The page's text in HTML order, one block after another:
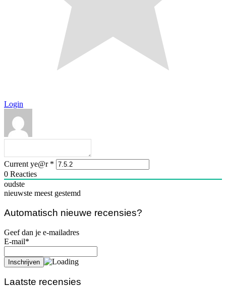
Login
Current ye@r *
0 Reacties
oudste
nieuwste meest gestemd
Automatisch nieuwe recensies?
Geef dan je e-mailadres
E-mail*
Laatste recensies